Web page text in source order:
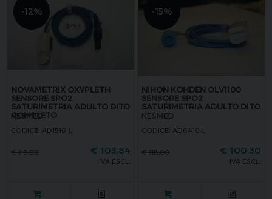
-12%
NOVAMETRIX OXYPLETH
SENSORE SPO2
SATURIMETRIA ADULTO DITO
COMPLETO
NESMED
CODICE: AD1510-L
€ 103,84
IVA ESCL.
-15%
NIHON KOHDEN OLV1100
SENSORE SPO2
SATURIMETRIA ADULTO DITO
NESMED
CODICE: AD6410-L
€ 100,30
IVA ESCL.